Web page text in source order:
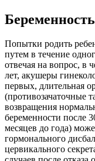
Попытки родить
путем в течение
отвечая на вопрос, в
лет, акушеры
первых, длительная
(противозачаточные
возвращения
беременности после
месяцев до года)
гормонального
цервикального